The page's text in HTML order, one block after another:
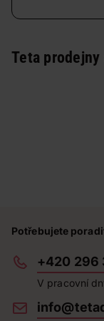
Teta prodejny
Potřebujete
+420 296
V pracovní